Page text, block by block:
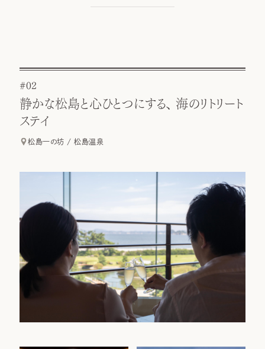
#02
静かな松島と心ひとつにする、 海のリトリート
ステイ
松島一の坊 / 松島温泉